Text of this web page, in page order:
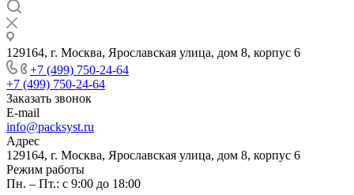
129164, г. Москва, Ярославская улица, дом 8, корпус 6
+7 (499) 750-24-64
+7 (499) 750-24-64
Заказать звонок
E-mail
info@packsyst.ru
Адрес
129164, г. Москва, Ярославская улица, дом 8, корпус 6
Режим работы
Пн. – Пт.: с 9:00 до 18:00